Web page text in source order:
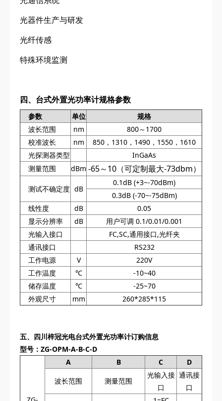
光器件生产与研发
光纤传感
特殊环境监测
四、台式外置光功率计规格参数
参数 单位
规格
波长范围
nm
800～1700
校准波长
nm
850，1310，1490，1550，1610
光探测器类型
InGaAs
测量范围
dBm -65～10（可定制最大-73dbm）
测试不确定度 dB
0.1dB (+3~-70dBm)
0.3dB (-70~-75dBm)
线性度
dB
0.05
显示分辨率
dB
用户可调 0.1/0.01/0.001
光输入接口
FC,SC,通用接口,光纤夹
通讯接口
RS232
工作电源
V
220V
工作温度
℃
-10~40
储存温度
℃
-25~70
外观尺寸
mm 260*285*115
五、 四川梓冠光电台式外置光功率计订购信息
型号：ZG-OPM-A-B-C-D
A B C
D
波长范围
测量范围
光输入接
口
通讯接
口